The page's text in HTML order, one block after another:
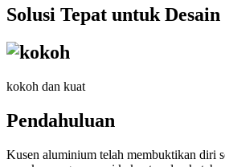
Solusi Tepat untuk
kokoh dan kuat
Pendahuluan
Kusen aluminium telah membuktikan diri